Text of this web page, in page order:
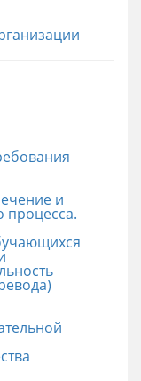
и
процесса.